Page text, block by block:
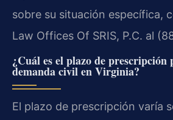
sobre su situación específica,
Law Offices Of SRIS, P.C. al
¿Cuál es el plazo de
demanda civil en Virginia?
El plazo de prescripción varía